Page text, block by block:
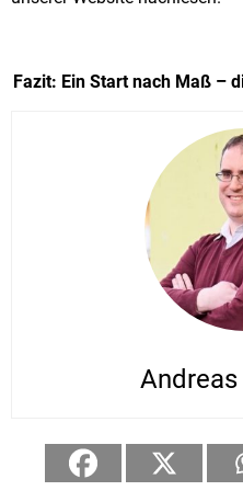
Fazit: Ein Start nach Maß –